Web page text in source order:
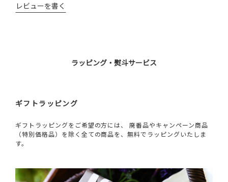
レビューを書く
ラッピング・熨斗サービス
ギフトラッピング
ギフトラッピングをご希望の方には、 廃番品やキャンペーン商品
（特別価格品）を除く全ての商品を、無料でラッピングいたしま
す。